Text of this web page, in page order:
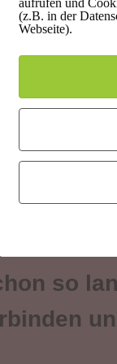
Ja, bitte
ich
so
aufrufen und
(z.B. in der
Webseite).